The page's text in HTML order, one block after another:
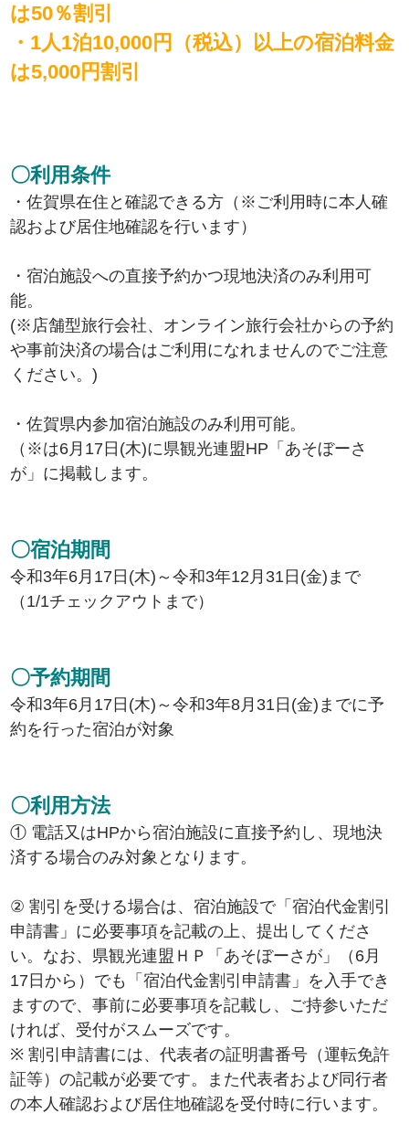
は50％割引
・1人1泊10,000円（税込）以上の宿泊料金
は5,000円割引
〇利用条件
・佐賀県在住と確認できる方（※ご利用時に本人確
認および居住地確認を行います）
・宿泊施設への直接予約かつ現地決済のみ利用可
能。
(※店舗型旅行会社、オンライン旅行会社からの予約
や事前決済の場合はご利用になれませんのでご注意
ください。)
・佐賀県内参加宿泊施設のみ利用可能。
（※は6月17日(木)に県観光連盟HP「あそぼーさ
が」に掲載します。
〇宿泊期間
令和3年6月17日(木)～令和3年12月31日(金)まで
（1/1チェックアウトまで）
〇予約期間
令和3年6月17日(木)～令和3年8月31日(金)までに予
約を行った宿泊が対象
〇利用方法
① 電話又はHPから宿泊施設に直接予約し、現地決
済する場合のみ対象となります。
② 割引を受ける場合は、宿泊施設で「宿泊代金割引
申請書」に必要事項を記載の上、提出してくださ
い。なお、県観光連盟ＨＰ「あそぼーさが」（6月
17日から）でも「宿泊代金割引申請書」を入手でき
ますので、事前に必要事項を記載し、ご持参いただ
ければ、受付がスムーズです。
※ 割引申請書には、代表者の証明書番号（運転免許
証等）の記載が必要です。また代表者および同行者
の本人確認および居住地確認を受付時に行います。